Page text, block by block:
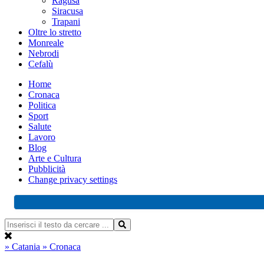
Siracusa
Trapani
Oltre lo stretto
Monreale
Nebrodi
Cefalù
Home
Cronaca
Politica
Sport
Salute
Lavoro
Blog
Arte e Cultura
Pubblicità
Change privacy settings
» Catania » Cronaca